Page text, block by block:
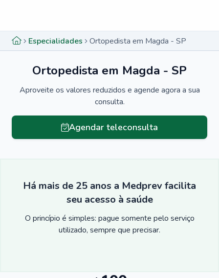
Especialidades Ortopedista em Magda - SP
Ortopedista em Magda - SP
Aproveite os valores reduzidos e agende agora a sua
consulta.
Agendar teleconsulta
Há mais de 25 anos a Medprev facilita
seu acesso à saúde
O princípio é simples: pague somente pelo serviço
utilizado, sempre que precisar.